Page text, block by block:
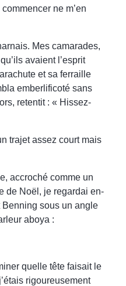
ne m’en
Mes camarades,
avaient l’esprit
et sa ferraille
emberlificoté sans
retentit : « Hissez-
trajet assez court mais
accroché comme un
de Noël, je regardai en-
sous un angle
aboya :
quelle tête faisait le
rigoureusement